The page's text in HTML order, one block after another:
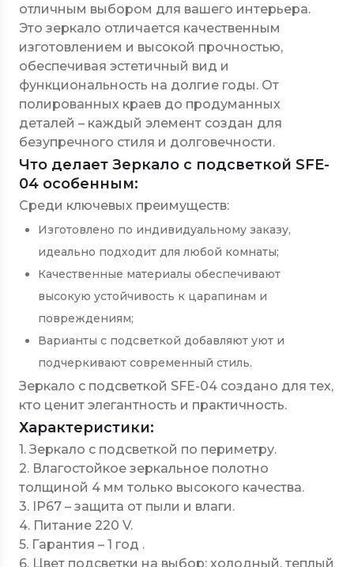
отличным выбором для вашего интерьера.
Это зеркало отличается качественным
изготовлением и высокой прочностью,
обеспечивая эстетичный вид и
функциональность на долгие годы. От
полированных краев до продуманных
деталей – каждый элемент создан для
безупречного стиля и долговечности.
Что делает Зеркало с подсветкой SFE-
04 особенным:
Среди ключевых преимуществ:
Изготовлено по индивидуальному заказу,
идеально подходит для любой комнаты;
Качественные материалы обеспечивают
высокую устойчивость к царапинам и
повреждениям;
Варианты с подсветкой добавляют уют и
подчеркивают современный стиль.
Зеркало с подсветкой SFE-04 создано для тех,
кто ценит элегантность и практичность.
Характеристики:
1. Зеркало с подсветкой по периметру.
2. Влагостойкое зеркальное полотно
толщиной 4 мм только высокого качества.
3. IP67 – защита от пыли и влаги.
4. Питание 220 V.
5. Гарантия – 1 год .
6. Цвет подсветки на выбор: холодный, теплый